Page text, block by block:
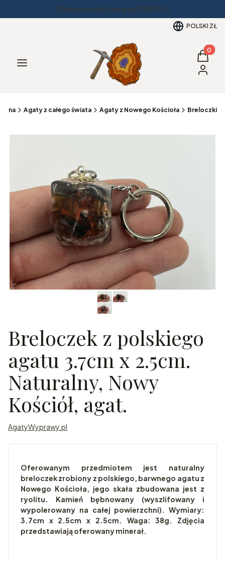
Darmowa dostawa od 299PLN
POLSKI ZŁ
Menu
Koszyk
Agaty z całego świata Agaty z Nowego Kościoła Breloczki
Breloczek z polskiego
agatu 3.7cm x 2.5cm.
Naturalny, Nowy
Kościół, agat.
AgatyWyprawy.pl
Oferowanym przedmiotem jest naturalny
breloczek zrobiony z polskiego, barwnego agatu z
Nowego Kościoła, jego skała zbudowana jest z
ryolitu. Kamień bębnowany (wyszlifowany i
wypolerowany na całej powierzchni). Wymiary:
3.7cm x 2.5cm x 2.5cm. Waga: 38g. Zdjęcia
przedstawiają oferowany minerał.